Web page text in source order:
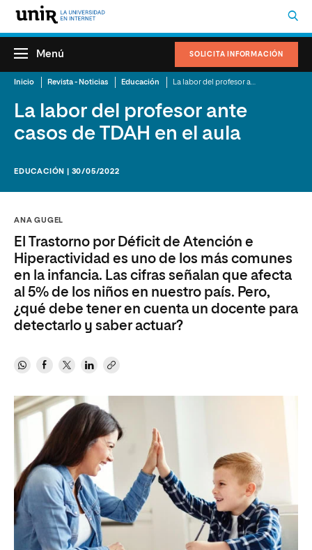
SOLICITA INFORMACIÓN
Menú
Inicio Revista - Noticias Educación
La labor del profesor ante
casos de TDAH en el aula
EDUCACIÓN | 30/05/2022
ANA GUGEL
El Trastorno por Déficit de Atención e
Hiperactividad es uno de los más comunes
en la infancia. Las cifras señalan que afecta
al 5% de los niños en nuestro país. Pero,
¿qué debe tener en cuenta un docente para
detectarlo y saber actuar?